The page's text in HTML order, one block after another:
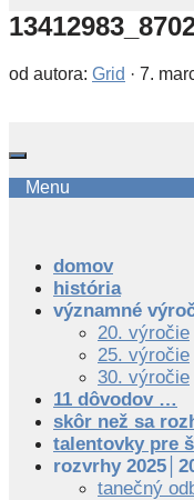
od autora: Grid · 7.
Menu
domov
história
významné
20. výročie
25. výročie
30. výročie
11 dôvodov …
skôr než sa
talentovky pre
rozvrhy
tanečný